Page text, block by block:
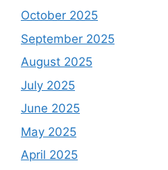
October 2025
September 2025
August 2025
July 2025
June 2025
May 2025
April 2025